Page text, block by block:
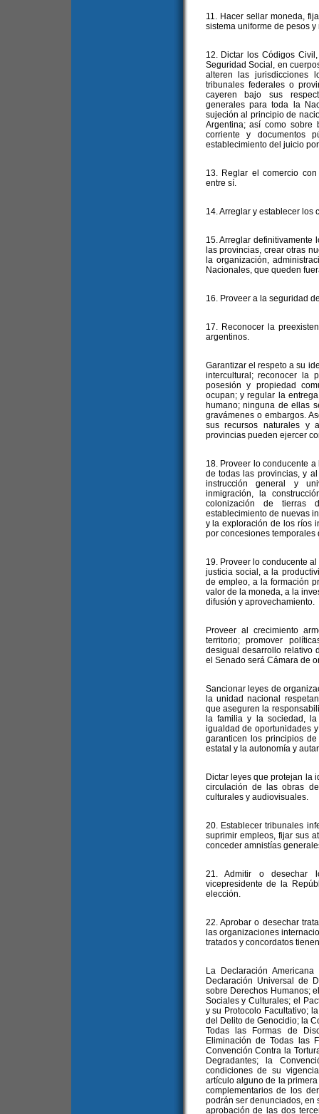
11. Hacer sellar moneda,
sistema uniforme de pesos
12. Dictar los Códigos
Seguridad Social, en
alteren las jurisdicciones
tribunales federales o
cayeren bajo sus
generales para toda la
sujeción al principio de
Argentina; así como sobre
corriente y documentos
establecimiento del juicio
13. Reglar el comercio
entre sí.
14. Arreglar y establecer los
15. Arreglar
las provincias, crear otras
la organización,
Nacionales, que queden
16. Proveer a la seguridad
17. Reconocer la
argentinos.
Garantizar el respeto a su
intercultural; reconocer la
posesión y propiedad
ocupan; y regular la
humano; ninguna de ellas
gravámenes o embargos.
sus recursos naturales y
provincias pueden ejercer
18. Proveer lo conducente
de todas las provincias, y
instrucción general y
inmigración, la
colonización de tierras
establecimiento de nuevas
y la exploración de los ríos
por concesiones
19. Proveer lo conducente
justicia social, a la
de empleo, a la formación
valor de la moneda, a la
difusión y aprovechamiento.
Proveer al crecimiento
territorio; promover
desigual desarrollo relativo
el Senado será Cámara de
Sancionar leyes de
la unidad nacional
que aseguren la
la familia y la sociedad,
igualdad de oportunidades
garanticen los principios
estatal y la autonomía y
Dictar leyes que protejan la
circulación de las obras
culturales y audiovisuales.
20. Establecer tribunales
suprimir empleos, fijar sus
conceder amnistías
21. Admitir o desechar
vicepresidente de la
elección.
22. Aprobar o desechar
las organizaciones
tratados y concordatos
La Declaración
Declaración Universal de
sobre Derechos Humanos;
Sociales y Culturales; el
y su Protocolo Facultativo;
del Delito de Genocidio; la
Todas las Formas de
Eliminación de Todas las
Convención Contra la
Degradantes; la
condiciones de su
artículo alguno de la
complementarios de los
podrán ser denunciados, en
aprobación de las dos